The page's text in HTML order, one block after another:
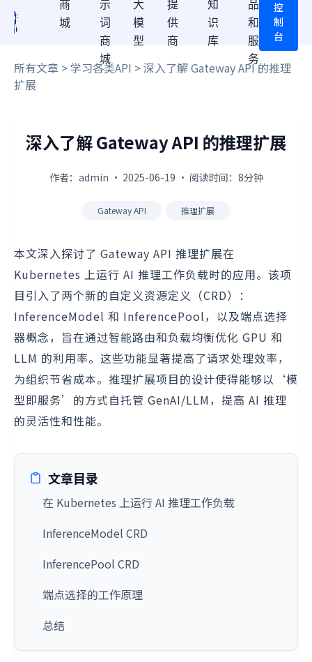
商
城
示
词
商
城
大
模
型
提
供
商
知
识
库
品
和
服
务
控
制
台
所有文章 >学习各类API > 深入了解 Gateway API 的推理
扩展
深入了解 Gateway API 的推理扩展
作者：admin · 2025-06-19 · 阅读时间：8分钟
Gateway API 推理扩展
本文深入探讨了 Gateway API 推理扩展在
Kubernetes 上运行 AI 推理工作负载时的应用。该项
目引入了两个新的自定义资源定义（CRD）：
InferenceModel 和 InferencePool，以及端点选择
器概念，旨在通过智能路由和负载均衡优化 GPU 和
LLM 的利用率。这些功能显著提高了请求处理效率，
为组织节省成本。推理扩展项目的设计使得能够以‘模
型即服务’的方式自托管 GenAI/LLM，提高 AI 推理
的灵活性和性能。
文章目录
在 Kubernetes 上运行 AI 推理工作负载
InferenceModel CRD
InferencePool CRD
端点选择的工作原理
总结